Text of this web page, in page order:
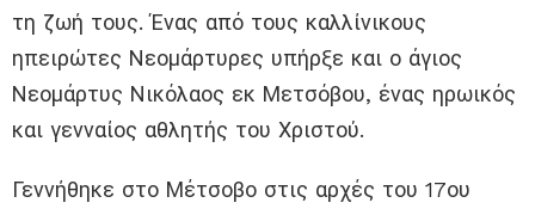
τη ζωή τους. Ένας από τους καλλίνικους
ηπειρώτες Νεομάρτυρες υπήρξε και ο άγιος
Νεομάρτυς Νικόλαος εκ Μετσόβου, ένας ηρωικός
και γενναίος αθλητής του Χριστού.
Γεννήθηκε στο Μέτσοβο στις αρχές του 17ου